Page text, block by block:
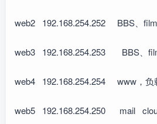
web2 192.168.254.252 BBS、film
web3 192.168.254.253 BBS、
web4 192.168.254.254 www，负
web5 192.168.254.250 mail